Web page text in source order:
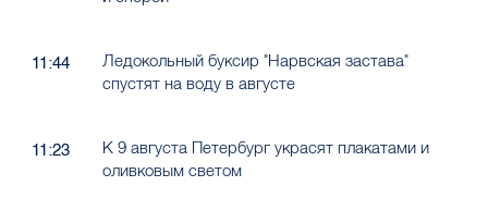
11:44
Ледокольный буксир "Нарвская застава"
спустят на воду в августе
11:23
К 9 августа Петербург украсят плакатами и
оливковым светом